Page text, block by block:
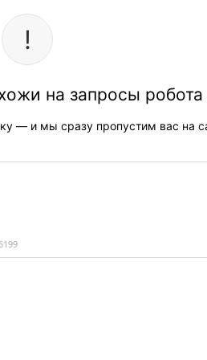
на запросы робота
— и мы сразу пропустим вас на